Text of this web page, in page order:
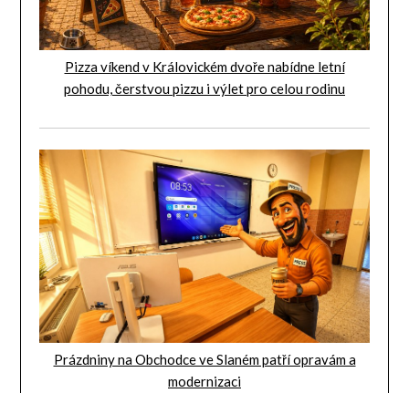
Pizza víkend v Královickém dvoře nabídne letní
pohodu, čerstvou pizzu i výlet pro celou rodinu
Prázdniny na Obchodce ve Slaném patří opravám a
modernizaci